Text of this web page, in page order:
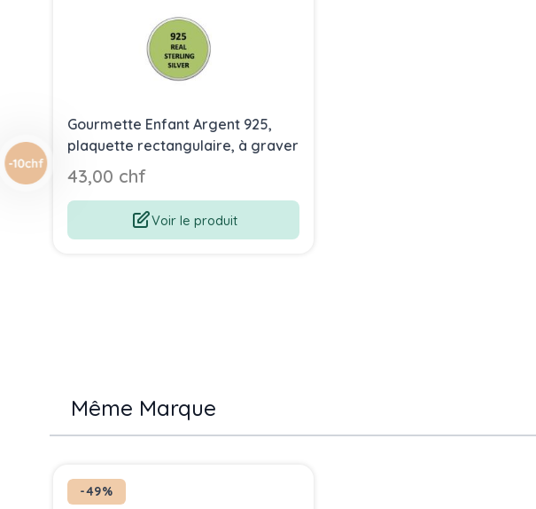
Gourmette Enfant Argent 925,
plaquette rectangulaire, à graver
43,00 chf
Voir le produit
Même Marque
-49%